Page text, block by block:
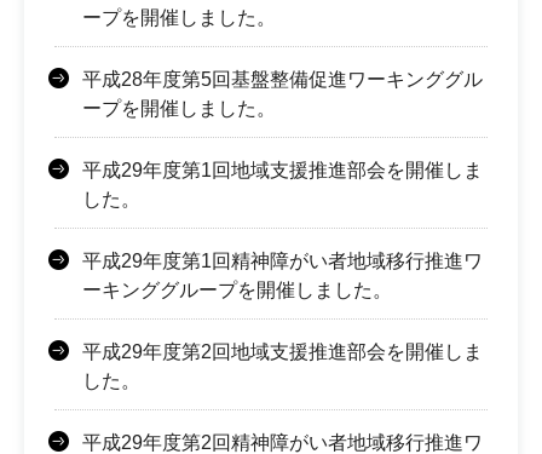
ープを開催しました。
平成28年度第5回基盤整備促進ワーキンググル
ープを開催しました。
平成29年度第1回地域支援推進部会を開催しま
した。
平成29年度第1回精神障がい者地域移行推進ワ
ーキンググループを開催しました。
平成29年度第2回地域支援推進部会を開催しま
した。
平成29年度第2回精神障がい者地域移行推進ワ